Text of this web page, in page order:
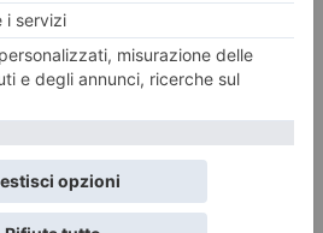
Vinadio
apre a Milano e Genova
vetta del Thabor, tra due Stati